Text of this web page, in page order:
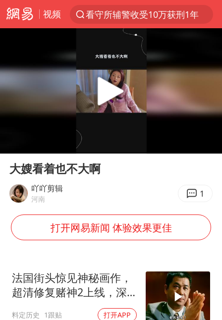
视频
看守所辅警收受10万获刑1年
以“新”破局 首发经济点亮城市消费活力
深圳地面沉降致车辆损坏系谣言
泰国一女公务员妆容引争议 本人回应
把党建设得更加坚强有力
41岁女子为鼓励女儿考上985研究生
宇树科技王兴兴身家有望超200亿元
村民谈“梅姨”：叫的其实是“媒姨”
五粮液渠道价一箱上涨近百元
贵州轮胎子公司获美国退税8136万
Play
大嫂看着也不大啊
吖吖剪辑
河南 1
打开网易新闻 体验效果更佳
法国街头惊见神秘画作，
超清修复赌神2上线，深
料定历史 1跟贴 打开APP